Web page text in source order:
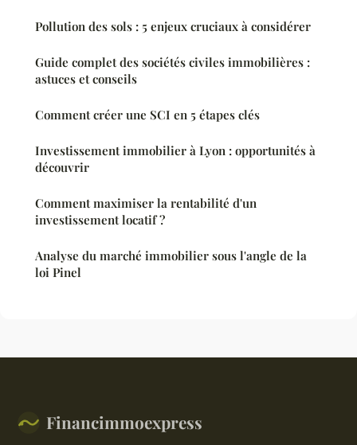
Pollution des sols : 5 enjeux cruciaux à considérer
Guide complet des sociétés civiles immobilières :
astuces et conseils
Comment créer une SCI en 5 étapes clés
Investissement immobilier à Lyon : opportunités à
découvrir
Comment maximiser la rentabilité d'un
investissement locatif ?
Analyse du marché immobilier sous l'angle de la
loi Pinel
Financimmoexpress